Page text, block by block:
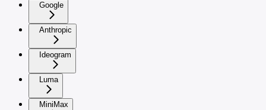
Google
Anthropic
Ideogram
Luma
MiniMax